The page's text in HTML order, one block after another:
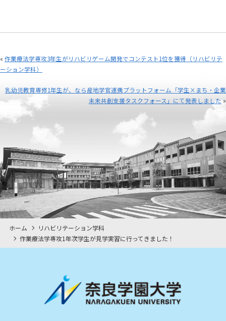
« 作業療法学専攻3年生がリハビリゲーム開発でコンテスト1位を獲得（リハビリテ
ーション学科）
乳幼児教育専修1年生が、なら産地学官連携プラットフォーム「学生×まち・企業
未来共創支援タスクフォース」にて発表しました »
ホーム
リハビリテーション学科
作業療法学専攻1年次学生が見学実習に行ってきました！